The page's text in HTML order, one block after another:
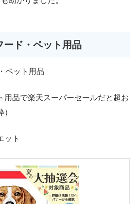
ード・ペット用品
ペット用品
用品で楽天スーパーセールだと超お
ット